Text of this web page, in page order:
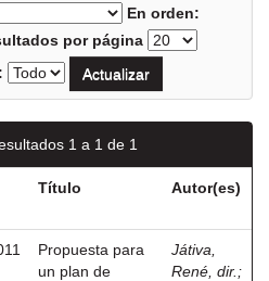
En orden:
por página
1 a 1 de 1
Título Autor(es)
Propuesta para
un plan de
Játiva,
René, dir. ;